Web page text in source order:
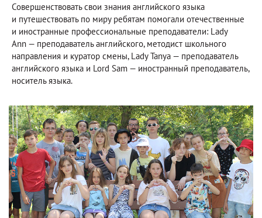
Совершенствовать свои знания английского языка
и путешествовать по миру ребятам помогали отечественные
и иностранные профессиональные преподаватели: Lady
Ann — преподаватель английского, методист школьного
направления и куратор смены, Lady Tanya — преподаватель
английского языка и Lord Sam — иностранный преподаватель,
носитель языка.